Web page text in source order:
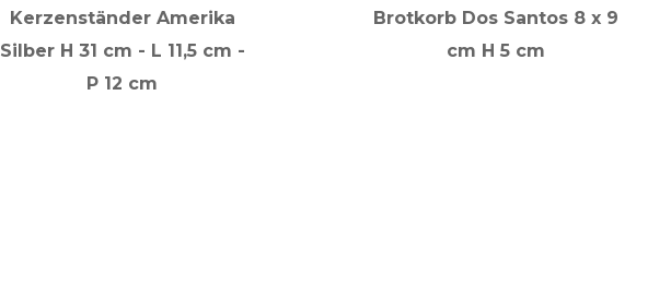
Kerzenständer Amerika
Silber H 31 cm - L 11,5 cm -
P 12 cm
Brotkorb Dos Santos 8 x 9
cm H 5 cm